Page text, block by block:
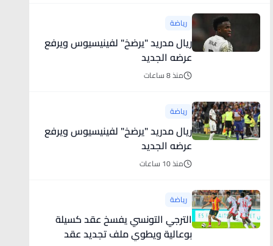
رياضة
ريال مدريد "يرضخ" لفينيسيوس ويرفع
عرضه الجديد
منذ 8 ساعات
رياضة
ريال مدريد "يرضخ" لفينيسيوس ويرفع
عرضه الجديد
منذ 10 ساعات
رياضة
الترجي التونسي يفسخ عقد كسيلة
بوعالية ويطوي ملف تجديد عقد